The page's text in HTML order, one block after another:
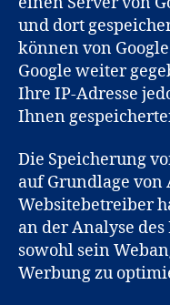
und dort
können von
Google weiter
Ihre IP-Adresse
Ihnen
Die Speicherung
auf Grundlage von
Websitebetreiber
an der Analyse
sowohl sein
Werbung zu